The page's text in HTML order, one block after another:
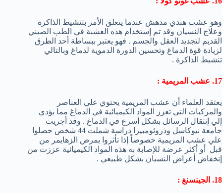
وهو عشب هندي مدهش عندما يتعلق الأمر بتنشيط الذاكرة
وعلاج النسيان وقد تم إستخدام هذه العشبة في الطب الصيني
القديم لتجديد العقل والجسم . فهو يعتبر ببساطة أحد الطرق
لزيادة قوة الدماغ وتحسين الدورة الدموية لدماغ وبالتالي
تنشيط الذاكرة .
17. عشب المريمية :
يعتقد العلماء أن عشب المريمية يحتوي علي العناصر
والمركبات التي تعزز المواد الكيميائية في الدماغ مما يؤدي
إلي إنتقال الرسائل بشكل أسرع في الدماغ . وقد أجريت
جامعة نيوكاسل وذروثومبيرا دراسة شملت 44 شخص حصلوا
علي عشب المريمية خصوصاً إذا تأثروا بمرض الزهايمر من
قبل أو أكثر عرضة للإصابة به هذه المواد الكيميائية عززت من
إنخفاض أعراض النسيان بشكل طبيعي .
18. الجينسنغ :